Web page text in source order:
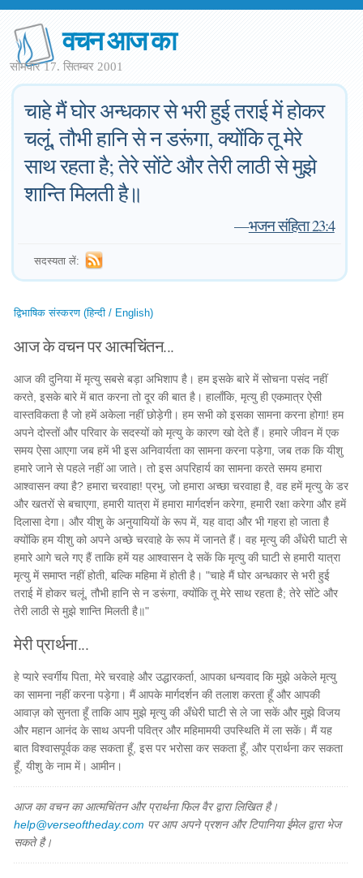
वचन आज का
सोमवार 17. सितम्बर 2001
चाहे मैं घोर अन्धकार से भरी हुई तराई में होकर
चलूं, तौभी हानि से न डरूंगा, क्योंकि तू मेरे
साथ रहता है; तेरे सोंटे और तेरी लाठी से मुझे
शान्ति मिलती है॥
—भजन संहिता 23:4
सदस्यता लें:
द्विभाषिक संस्करण (हिन्दी / English)
आज के वचन पर आत्मचिंतन...
आज की दुनिया में मृत्यु सबसे बड़ा अभिशाप है। हम इसके बारे में सोचना पसंद नहीं
करते, इसके बारे में बात करना तो दूर की बात है। हालाँकि, मृत्यु ही एकमात्र ऐसी
वास्तविकता है जो हमें अकेला नहीं छोड़ेगी। हम सभी को इसका सामना करना होगा! हम
अपने दोस्तों और परिवार के सदस्यों को मृत्यु के कारण खो देते हैं। हमारे जीवन में एक
समय ऐसा आएगा जब हमें भी इस अनिवार्यता का सामना करना पड़ेगा, जब तक कि यीशु
हमारे जाने से पहले नहीं आ जाते। तो इस अपरिहार्य का सामना करते समय हमारा
आश्वासन क्या है? हमारा चरवाहा! प्रभु, जो हमारा अच्छा चरवाहा है, वह हमें मृत्यु के डर
और खतरों से बचाएगा, हमारी यात्रा में हमारा मार्गदर्शन करेगा, हमारी रक्षा करेगा और हमें
दिलासा देगा। और यीशु के अनुयायियों के रूप में, यह वादा और भी गहरा हो जाता है
क्योंकि हम यीशु को अपने अच्छे चरवाहे के रूप में जानते हैं। वह मृत्यु की अँधेरी घाटी से
हमारे आगे चले गए हैं ताकि हमें यह आश्वासन दे सकें कि मृत्यु की घाटी से हमारी यात्रा
मृत्यु में समाप्त नहीं होती, बल्कि महिमा में होती है। "चाहे मैं घोर अन्धकार से भरी हुई
तराई में होकर चलूं, तौभी हानि से न डरूंगा, क्योंकि तू मेरे साथ रहता है; तेरे सोंटे और
तेरी लाठी से मुझे शान्ति मिलती है॥"
मेरी प्रार्थना...
हे प्यारे स्वर्गीय पिता, मेरे चरवाहे और उद्धारकर्ता, आपका धन्यवाद कि मुझे अकेले मृत्यु
का सामना नहीं करना पड़ेगा। मैं आपके मार्गदर्शन की तलाश करता हूँ और आपकी
आवाज़ को सुनता हूँ ताकि आप मुझे मृत्यु की अँधेरी घाटी से ले जा सकें और मुझे विजय
और महान आनंद के साथ अपनी पवित्र और महिमामयी उपस्थिति में ला सकें। मैं यह
बात विश्वासपूर्वक कह सकता हूँ, इस पर भरोसा कर सकता हूँ, और प्रार्थना कर सकता
हूँ, यीशु के नाम में। आमीन।
आज का वचन का आत्मचिंतन और प्रार्थना फिल वैर द्वारा लिखित है।
help@verseoftheday.com पर आप अपने प्रशन और टिपानिया ईमेल द्वारा भेज
सकते है।